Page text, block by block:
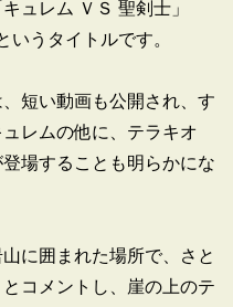
ュレム ＶＳ 聖剣士」
いうタイトルです。
短い動画も公開され、す
レムの他に、テラキオ
場することも明らかにな
に囲まれた場所で、さと
コメントし、崖の上のテ